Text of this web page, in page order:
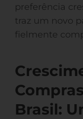
preferência
traz um novo
fielmente
Brasil: